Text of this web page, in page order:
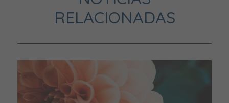
RELACIONADAS